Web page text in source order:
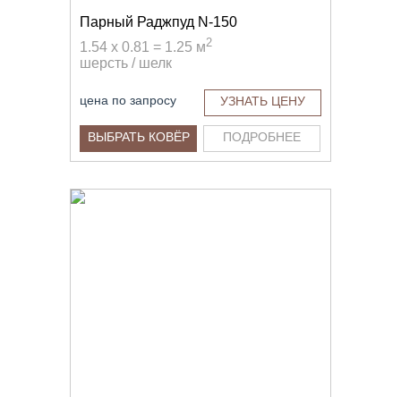
Парный Раджпуд N-150
1.54 x 0.81 = 1.25 м2
шерсть / шелк
цена по запросу УЗНАТЬ ЦЕНУ
ВЫБРАТЬ КОВЁР ПОДРОБНЕЕ